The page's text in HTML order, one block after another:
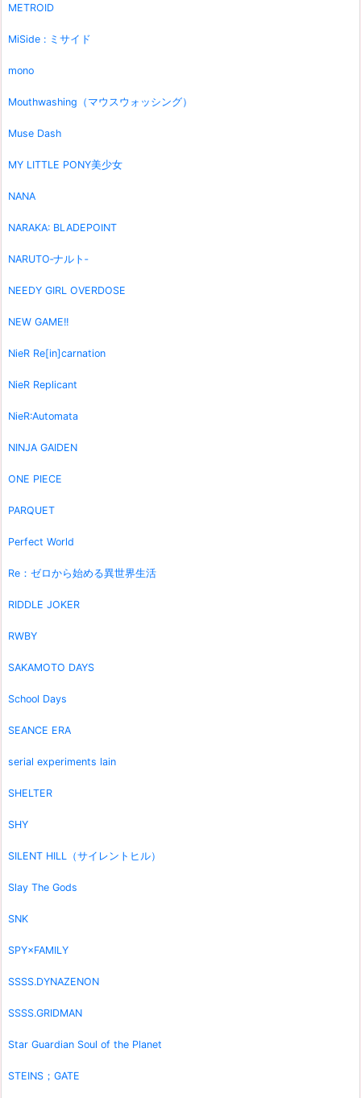
METROID
MiSide : ミサイド
mono
Mouthwashing（マウスウォッシング）
Muse Dash
MY LITTLE PONY美少女
NANA
NARAKA: BLADEPOINT
NARUTO‐ナルト‐
NEEDY GIRL OVERDOSE
NEW GAME!!
NieR Re[in]carnation
NieR Replicant
NieR:Automata
NINJA GAIDEN
ONE PIECE
PARQUET
Perfect World
Re：ゼロから始める異世界生活
RIDDLE JOKER
RWBY
SAKAMOTO DAYS
School Days
SEANCE ERA
serial experiments lain
SHELTER
SHY
SILENT HILL（サイレントヒル）
Slay The Gods
SNK
SPY×FAMILY
SSSS.DYNAZENON
SSSS.GRIDMAN
Star Guardian Soul of the Planet
STEINS；GATE